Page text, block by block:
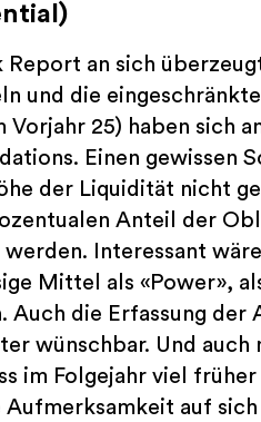
Report an sich
und die
Vorjahr 25) haben sich
Einen gewissen
der Liquidität nicht
Anteil der
Interessant
Mittel als «Power»,
die Erfassung der
wünschbar. Und
im Folgejahr viel
auf